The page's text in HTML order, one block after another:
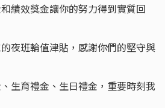
績效獎金讓你的努力得到實質回
的夜班輪值津貼，感謝你們的堅守與
、生育禮金、生日禮金，重要時刻我